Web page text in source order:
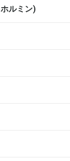
ルミン)